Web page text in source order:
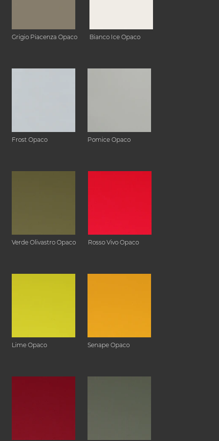
Grigio Piacenza Opaco Bianco Ice Opaco
Frost Opaco Pomice Opaco
Verde Olivastro Opaco Rosso Vivo Opaco
Lime Opaco Senape Opaco